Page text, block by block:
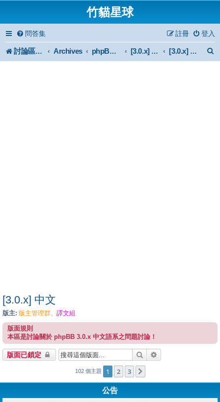
竹貓星球
問答集 登入
註冊
討論區首頁 Archives phpBB 3.0.x Forum Archive [3.0.x] Support [3.0.x] 中文
[3.0.x] 中文
版主: 版主管理群、 譯文組
版面規則
本區是討論關於 phpBB 3.0.x 中文語系之問題討論！
版面已鎖定 搜尋
102 個主題 1 2 3
公告